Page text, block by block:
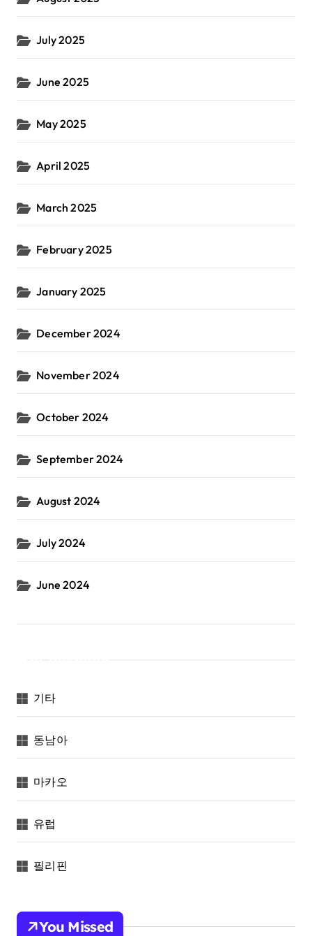
July 2025
June 2025
May 2025
April 2025
March 2025
February 2025
January 2025
December 2024
November 2024
October 2024
September 2024
August 2024
July 2024
June 2024
기타
동남아
마카오
유럽
필리핀
You Missed